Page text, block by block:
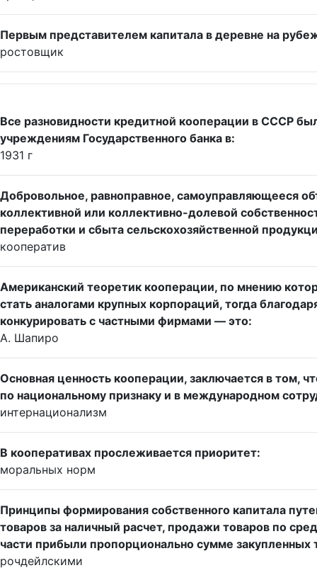
Первым представителем капитала в деревне на
ростовщик
Все разновидности кредитной кооперации в СССР
учреждениям Государственного банка в:
1931 г
Добровольное, равноправное, самоуправляющееся
коллективной или коллективно-долевой
переработки и сбыта сельскохозяйственной
кооператив
Американский теоретик кооперации, по мнению
стать аналогами крупных корпораций, тогда
конкурировать с частными фирмами — это:
А. Шапиро
Основная ценность кооперации, заключается в том,
по национальному признаку и в международном
интернационализм
В кооперативах прослеживается приоритет:
моральных норм
Принципы формирования собственного капитала
товаров за наличный расчет, продажи товаров по
части прибыли пропорционально сумме закупленных
рочдейлскими